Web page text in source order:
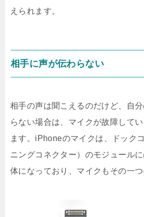
えられます。
相手に声が伝わらない
相手の声は聞こえるのだけど、自
らない場合は、マイクが故障して
ます。iPhoneのマイクは、ドック
ニングコネクター）のモジュール
体になっており、マイクもその一つ